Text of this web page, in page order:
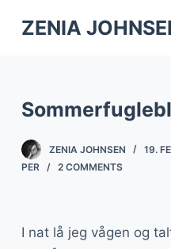
S
c
o
e
ZENIA
ZENIA JOHNSEN 19.
PER
2 COMMENTS
I nat lå jeg vågen og